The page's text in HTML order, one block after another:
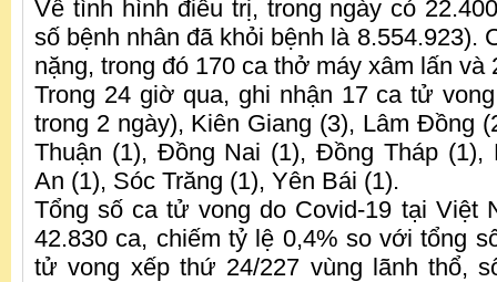
Về tình hình điều trị, trong ngày có
số bệnh nhân đã khỏi bệnh là 8.554.923).
nặng, trong đó 170 ca thở máy xâm lấn và
Trong 24 giờ qua, ghi nhận 17 ca tử
trong 2 ngày), Kiên Giang (3), Lâm Đồng
Thuận (1), Đồng Nai (1), Đồng Tháp (1),
An (1), Sóc Trăng (1), Yên Bái (1).
Tổng số ca tử vong do Covid-19 tại Việt
42.830 ca, chiếm tỷ lệ 0,4% so với tổng
tử vong xếp thứ 24/227 vùng lãnh thổ,